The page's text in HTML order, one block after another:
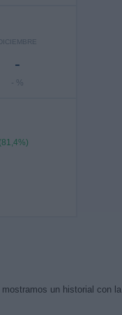
-
- %
un historial con la